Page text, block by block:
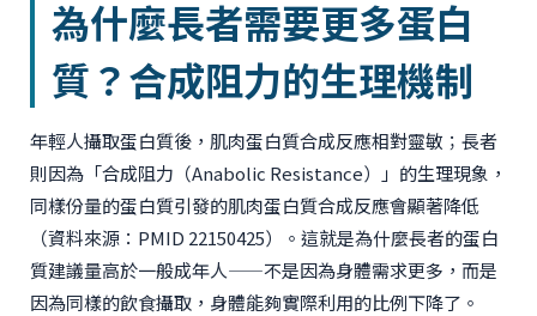
為什麼長者需要更多蛋白
質？合成阻力的生理機制
年輕人攝取蛋白質後，肌肉蛋白質合成反應相對靈敏；長者
則因為「合成阻力（Anabolic Resistance）」的生理現象，
同樣份量的蛋白質引發的肌肉蛋白質合成反應會顯著降低
（資料來源：PMID 22150425）。這就是為什麼長者的蛋白
質建議量高於一般成年人——不是因為身體需求更多，而是
因為同樣的飲食攝取，身體能夠實際利用的比例下降了。